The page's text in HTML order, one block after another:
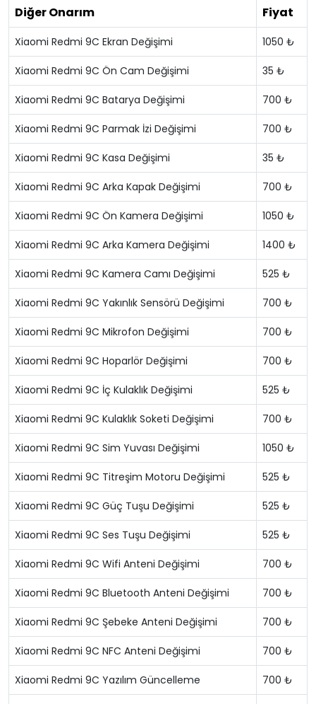
Diğer Onarım Fiyat
Xiaomi Redmi 9C Ekran Değişimi 1050 ₺
Xiaomi Redmi 9C Ön Cam Değişimi 35 ₺
Xiaomi Redmi 9C Batarya Değişimi 700 ₺
Xiaomi Redmi 9C Parmak İzi Değişimi 700 ₺
Xiaomi Redmi 9C Kasa Değişimi 35 ₺
Xiaomi Redmi 9C Arka Kapak Değişimi 700 ₺
Xiaomi Redmi 9C Ön Kamera Değişimi 1050 ₺
Xiaomi Redmi 9C Arka Kamera Değişimi 1400 ₺
Xiaomi Redmi 9C Kamera Camı Değişimi 525 ₺
Xiaomi Redmi 9C Yakınlık Sensörü Değişimi 700 ₺
Xiaomi Redmi 9C Mikrofon Değişimi 700 ₺
Xiaomi Redmi 9C Hoparlör Değişimi 700 ₺
Xiaomi Redmi 9C İç Kulaklık Değişimi 525 ₺
Xiaomi Redmi 9C Kulaklık Soketi Değişimi 700 ₺
Xiaomi Redmi 9C Sim Yuvası Değişimi 1050 ₺
Xiaomi Redmi 9C Titreşim Motoru Değişimi 525 ₺
Xiaomi Redmi 9C Güç Tuşu Değişimi 525 ₺
Xiaomi Redmi 9C Ses Tuşu Değişimi 525 ₺
Xiaomi Redmi 9C Wifi Anteni Değişimi 700 ₺
Xiaomi Redmi 9C Bluetooth Anteni Değişimi 700 ₺
Xiaomi Redmi 9C Şebeke Anteni Değişimi 700 ₺
Xiaomi Redmi 9C NFC Anteni Değişimi 700 ₺
Xiaomi Redmi 9C Yazılım Güncelleme 700 ₺